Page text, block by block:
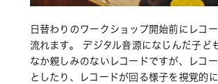
日替わりのワークショップ開始前にレコ
流れます。 デジタル音源になじんだ子ど
なか親しみのないレコードですが、レコ
としたり、レコードが回る様子を視覚的